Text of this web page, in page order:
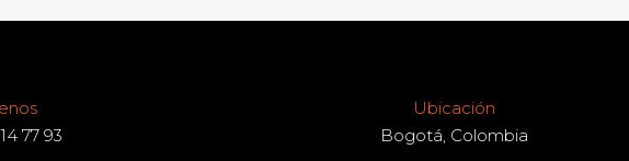
77 93
Ubicación
Bogotá, Colombia